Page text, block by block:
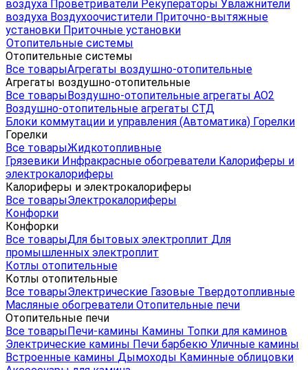
воздуха Проветриватели Рекуператоры Увлажнители
воздуха Воздухоочистители Приточно-вытяжные
установки Приточные установки
Отопительные системы
Отопительные системы
Все товарыАгрегаты воздушно-отопительные
Агрегаты воздушно-отопительные
Все товарыВоздушно-отопительные агрегаты АО2
Воздушно-отопительные агрегаты СТД
Блоки коммутации и управления (Автоматика) Горелки
Горелки
Все товарыЖидкотопливные
Грязевики Инфракрасные обогреватели Калориферы и
электрокалориферы
Калориферы и электрокалориферы
Все товарыЭлектрокалориферы
Конфорки
Конфорки
Все товарыДля бытовых электроплит Для
промышленных электроплит
Котлы отопительные
Котлы отопительные
Все товарыЭлектрические Газовые Твердотопливные
Масляные обогреватели Отопительные печи
Отопительные печи
Все товарыПечи-камины Камины Топки для каминов
Электрические камины Печи барбекю Уличные камины
Встроенные камины Дымоходы Каминные облицовки